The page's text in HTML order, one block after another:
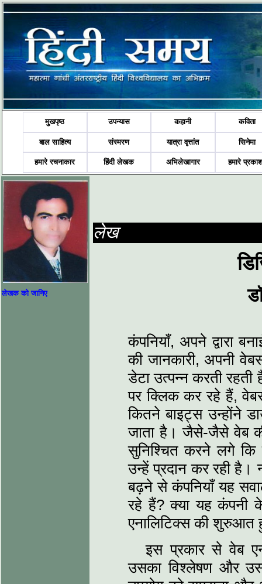
मुखपृष्ठ उपन्यास कहानी कविता
बाल साहित्य संस्मरण यात्रा वृत्तांत सिनेमा
हमारे रचनाकार हिंदी लेखक अभिलेखागार हमारे
लेखक को जानिए
लेख
कंपनियाँ, अपने द्वारा
की जानकारी, अपनी
डेटा उत्पन्न करती
पर क्लिक कर रहे हैं,
कितने बाइट्स उन्होंने
जाता है। जैसे-जैसे वेब की
सुनिश्चित करने लगे कि
उन्हें प्रदान कर रही
बढ़ने से कंपनियाँ यह
रहे हैं? क्या यह कंपनी
एनालिटिक्स की शुरुआत
इस प्रकार से वेब
उसका विश्लेषण और